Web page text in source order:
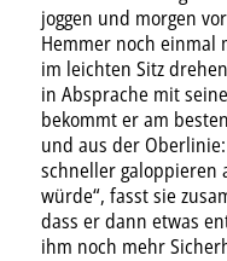
joggen und morgen
Hemmer noch einmal
im leichten Sitz
in Absprache mit
bekommt er am
und aus der
schneller galoppieren
würde“, fasst sie
dass er dann etwas
ihm noch mehr